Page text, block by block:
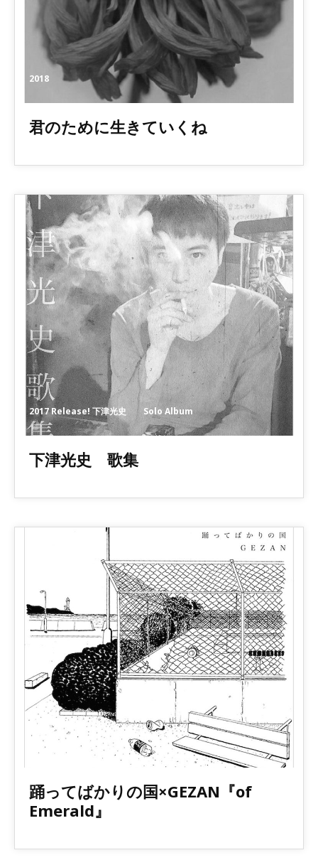
2018
君のために生きていくね
2017 Release! 下津光史 Solo Album
下津光史 歌集
2017
踊ってばかりの国×GEZAN『of
Emerald』